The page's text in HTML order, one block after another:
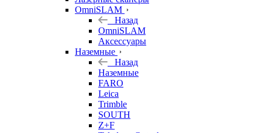
OmniSLAM
Назад
OmniSLAM
Аксессуары
Наземные
Назад
Наземные
FARO
Leica
Trimble
SOUTH
Z+F